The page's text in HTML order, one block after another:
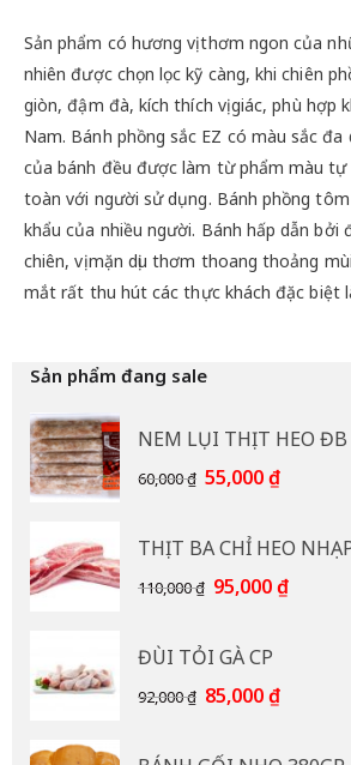
Sản phẩm có hương vị thơm ngon của
nhiên được chọn lọc kỹ càng, khi chiên
giòn, đậm đà, kích thích vị giác, phù hợp
Nam. Bánh phồng sắc EZ có màu sắc
của bánh đều được làm từ phẩm màu
toàn với người sử dụng. Bánh phồng
khẩu của nhiều người. Bánh hấp dẫn bởi
chiên, vị mặn dịu thơm thoang thoảng
mắt rất thu hút các thực khách đặc biệt
Sản phẩm đang sale
NEM LỤI THỊT HEO ĐB
60,000₫ Giá
60,000 ₫.
55,000₫Giá
là:
55,000 ₫.
THỊT BA CHỈ HEO
110,000₫ Giá
110,000 ₫.
95,000₫Giá
ĐÙI TỎI GÀ CP
92,000₫ Giá
85,000₫Giá